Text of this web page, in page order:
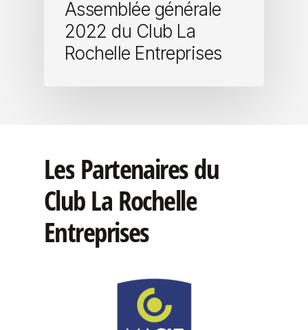
Assemblée générale
2022 du Club La
Rochelle Entreprises
Les Partenairesdu
ClubLa Rochelle
Entreprises